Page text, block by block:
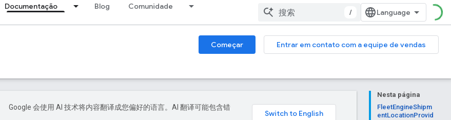
Documentação Blog Comunidade
/
Começar
Entrar em contato com a equipe de vendas
Nesta página
FleetEngineShipm
entLocationProvid
Google 会使用 AI 技术将内容翻译成您偏好的语言。AI 翻译可能包含错